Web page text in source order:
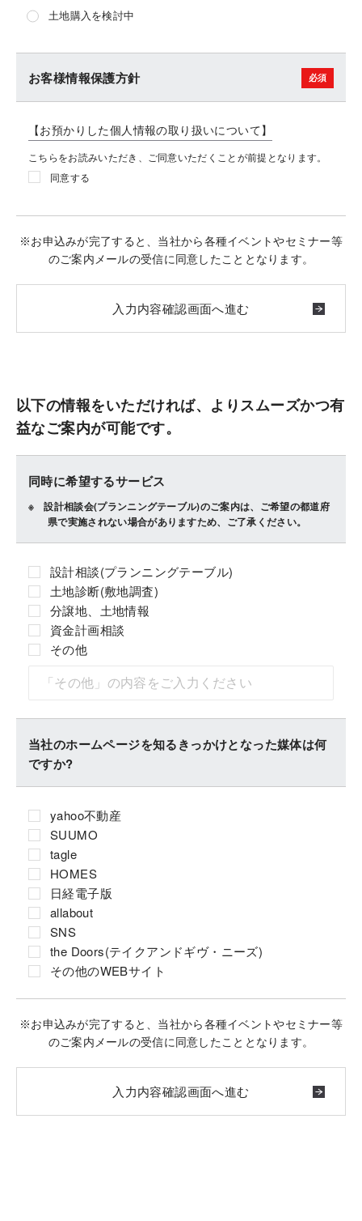
土地購入を検討中
お客様情報保護方針
【お預かりした個人情報の取り扱いについて】
こちらをお読みいただき、ご同意いただくことが前提となります。
同意する
※お申込みが完了すると、当社から各種イベントやセミナー等
のご案内メールの受信に同意したこととなります。
以下の情報をいただければ、よりスムーズかつ有
益なご案内が可能です。
同時に希望するサービス
設計相談会(プランニングテーブル)のご案内は、ご希望の都道府
県で実施されない場合がありますため、ご了承ください。
設計相談(プランニングテーブル)
土地診断(敷地調査)
分譲地、土地情報
資金計画相談
その他
当社のホームページを知るきっかけとなった媒体は何
ですか?
yahoo不動産
SUUMO
tagle
HOMES
日経電子版
allabout
SNS
the Doors(テイクアンドギヴ・ニーズ)
その他のWEBサイト
※お申込みが完了すると、当社から各種イベントやセミナー等
のご案内メールの受信に同意したこととなります。